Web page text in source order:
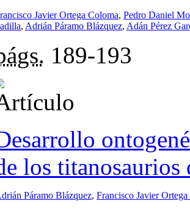
Javier Ortega Coloma, Pedro Daniel
, Adrián Páramo Blázquez, Adán Pérez
189-193
los titanosaurios
Páramo Blázquez, Francisco Javier